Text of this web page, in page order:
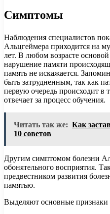
Симптомы
Наблюдения специалистов
Альцгеймера приходится на
лет. В любом возрасте
нарушение памяти
память не искажается.
быть затрудненным, так как
первую очередь происходит в
отвечает за процесс обучения.
Читать так же: Как
10 советов
Другим симптомом болезни
обонятельного восприятия.
предвестником развития
памятью.
Выделяют основные признаки